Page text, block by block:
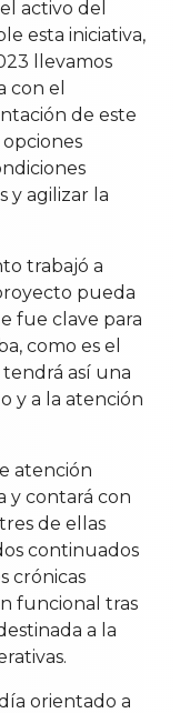
activo del
esta iniciativa,
llevamos
con el
de este
y agilizar la
trabajó a
pueda
fue clave para
como es el
así una
y a la atención
atención
y contará con
de ellas
continuados
crónicas
funcional tras
a la
orientado a